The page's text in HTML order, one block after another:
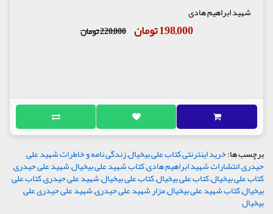
شهید ابراهیم هادی
198,000 تومان 220,000 تومان
برچسب ها:خرید اینترنتی کتاب علی بیخیال,زندگی نامه و خاطرات شهید علی
حیدری,انتشارات شهید ابراهیم هادی,کتاب شهید علی بیخیال,شهید علی حیدری,
کتاب علی بیخیال,کتاب علی بیخیال,کتاب علی بیخیال,شهید علی حیدری,کتاب علی
بیخیال,کتاب شهید علی بیخیال,مزار شهید علی حیدری,شهید علی حیدری علی
بیخیال